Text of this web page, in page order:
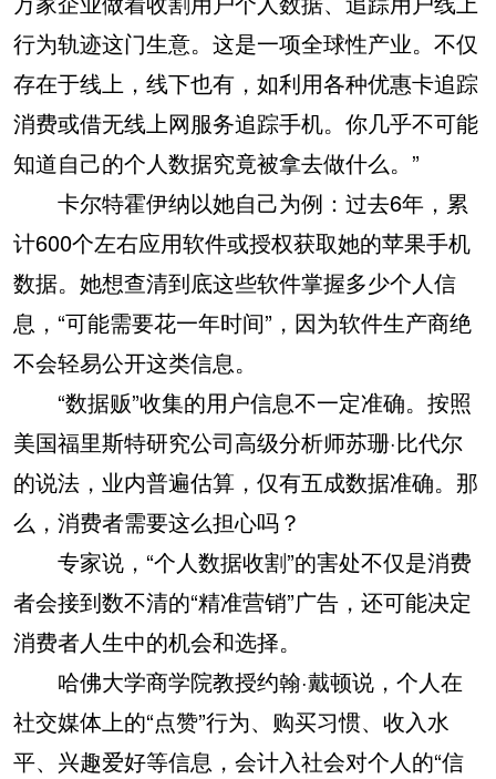
行为轨迹这门生意。这是一项全球性产业。不仅
存在于线上，线下也有，如利用各种优惠卡追踪
消费或借无线上网服务追踪手机。你几乎不可能
知道自己的个人数据究竟被拿去做什么。”
卡尔特霍伊纳以她自己为例：过去6年，累
计600个左右应用软件或授权获取她的苹果手机
数据。她想查清到底这些软件掌握多少个人信
息，“可能需要花一年时间”，因为软件生产商绝
不会轻易公开这类信息。
“数据贩”收集的用户信息不一定准确。按照
美国福里斯特研究公司高级分析师苏珊·比代尔
的说法，业内普遍估算，仅有五成数据准确。那
么，消费者需要这么担心吗？
专家说，“个人数据收割”的害处不仅是消费
者会接到数不清的“精准营销”广告，还可能决定
消费者人生中的机会和选择。
哈佛大学商学院教授约翰·戴顿说，个人在
社交媒体上的“点赞”行为、购买习惯、收入水
平、兴趣爱好等信息，会计入社会对个人的“信